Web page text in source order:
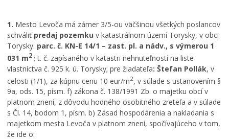
1. Mesto Levoča má zámer 3/5-ou väčšinou všetkých poslancov
schváliťpredaj pozemku v katastrálnom území Torysky, v obci
Torysky: parc. č. KN-E 14/1 – zast. pl. a nádv., s výmerou 1
031 m2 ; t. č. zapísaného v katastri nehnuteľností na liste
vlastníctva č. 925 k. ú. Torysky; pre žiadateľa: Štefan Pollák, v
celosti (1/1), za kúpnu cenu 10 eur/m2, v súlade s ustanovením §
9a, ods. 15, písm. f) zákona č. 138/1991 Zb. o majetku obcí v
platnom znení, z dôvodu hodného osobitného zreteľa a v súlade
s Čl. 14, bodom 1, písm. b) Zásad hospodárenia a nakladania s
majetkom mesta Levoča v platnom znení, spočívajúceho v tom,
že ide o: